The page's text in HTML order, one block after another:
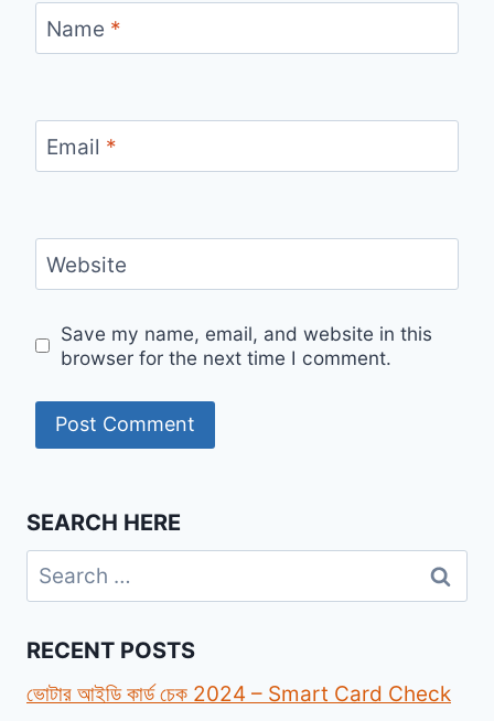
Name *
Email *
Website
Save my name, email, and website in this
browser for the next time I comment.
SEARCH HERE
Search
for:
RECENT POSTS
ভোটার আইডি কার্ড চেক 2024 – Smart Card Check